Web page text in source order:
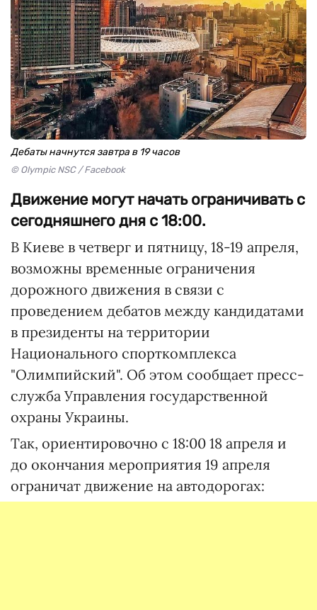
Дебаты начнутся завтра в 19 часов
© Olympic NSC / Facebook
Движение могут начать ограничивать с
сегодняшнего дня с 18:00.
В Киеве в четверг и пятницу, 18-19 апреля,
возможны временные ограничения
дорожного движения в связи с
проведением дебатов между кандидатами
в президенты на территории
Национального спорткомплекса
"Олимпийский". Об этом сообщает пресс-
служба Управления государственной
охраны Украины.
Так, ориентировочно с 18:00 18 апреля и
до окончания мероприятия 19 апреля
ограничат движение на автодорогах: